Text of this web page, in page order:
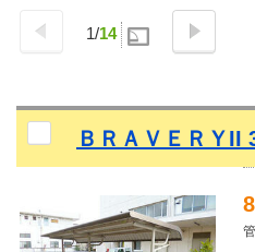
1/14
ＢＲＡＶＥＲＹII